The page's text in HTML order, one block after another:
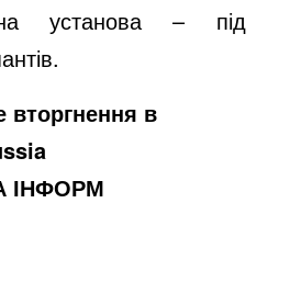
установа – під
вторгнення в
ІНФОРМ